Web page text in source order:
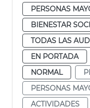
PERSONAS
BIENESTAR
TODAS LAS
EN PORTADA
NORMAL
PERSONAS
ACTIVIDADES